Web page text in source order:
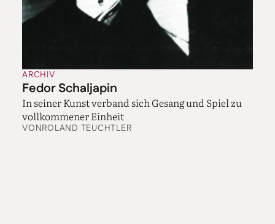
ARCHIV
Fedor Schaljapin
In seiner Kunst verband sich Gesang und Spiel zu
vollkommener Einheit
VONROLAND TEUCHTLER